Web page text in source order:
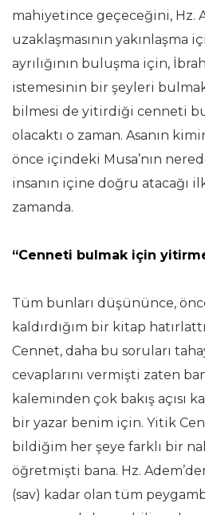
mahiyetince geçeceğini, Hz.
uzaklaşmasının yakınlaşma
ayrılığının buluşma için,
istemesinin bir şeyleri
bilmesi de yitirdiği cenneti
olacaktı o zaman. Asanın
önce içindeki Musa’nın
insanın içine doğru atacağı
zamanda.
“Cenneti bulmak için
Tüm bunları düşününce,
kaldırdığım bir kitap
Cennet, daha bu soruları
cevaplarını vermişti zaten
kaleminden çok bakış açısı
bir yazar benim için. Yitik
bildiğim her şeye farklı bir
öğretmişti bana. Hz.
(sav) kadar olan tüm